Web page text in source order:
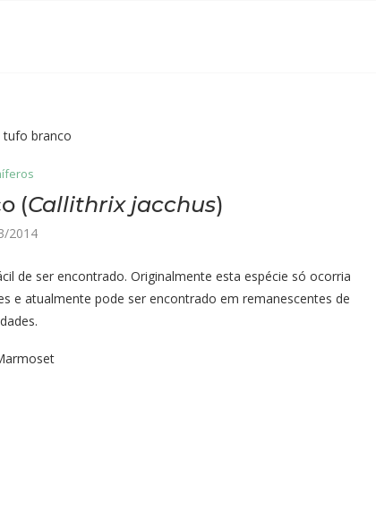
(Callithrix jacchus)
2014
de ser encontrado. Originalmente esta espécie só ocorria
e atualmente pode ser encontrado em remanescentes de